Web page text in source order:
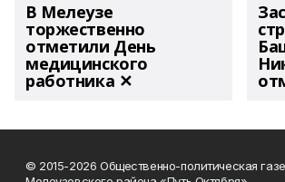
В Мелеузе
торжественно
отметили День
медицинского
работника ✕
© 2015-2026 Общественно-политическая